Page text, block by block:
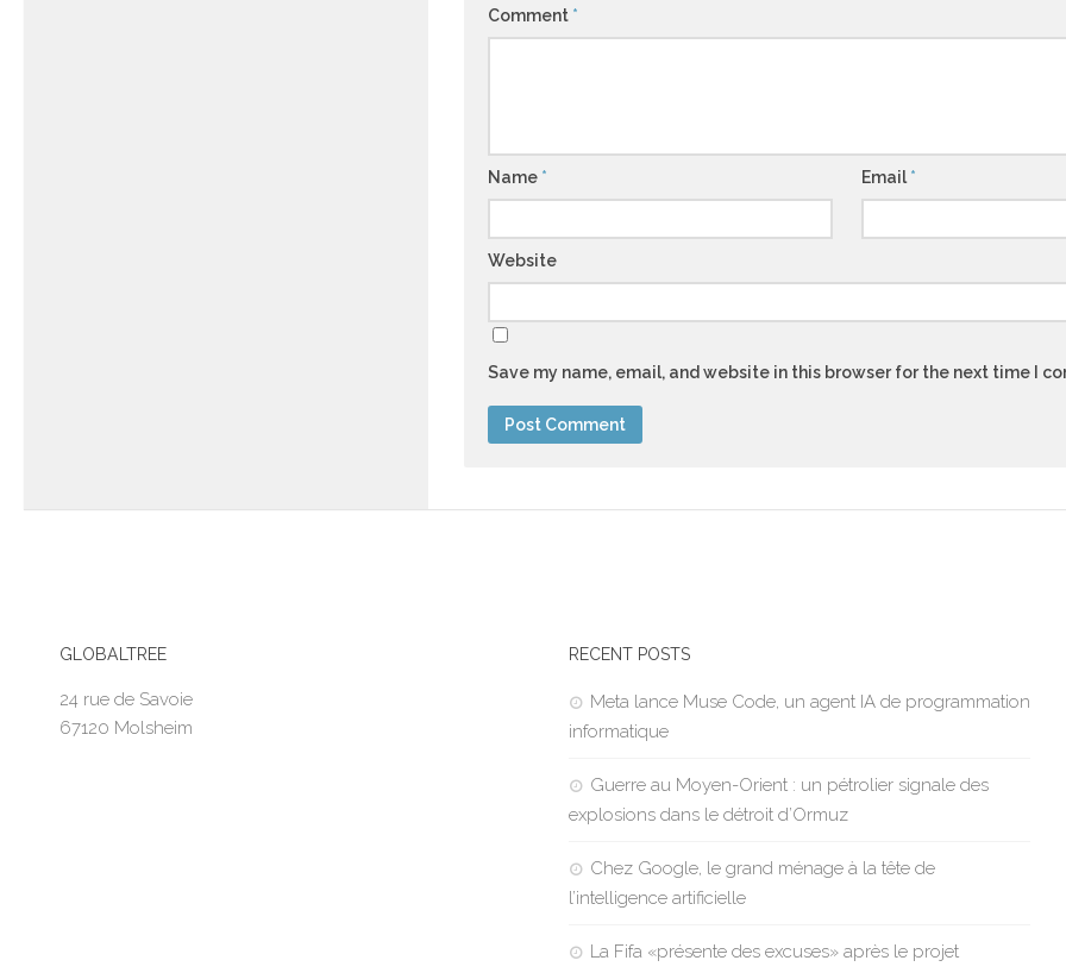
Comment *
Name * Email*
Website
Save my name, email, and website in this browser for the next time I
GLOBALTREE
24 rue de Savoie
67120 Molsheim
RECENT POSTS
Meta lance Muse Code, un agent IA de programmation
informatique
Guerre au Moyen-Orient : un pétrolier signale des
explosions dans le détroit d’Ormuz
Chez Google, le grand ménage à la tête de
l’intelligence artificielle
La Fifa «présente des excuses» après le projet